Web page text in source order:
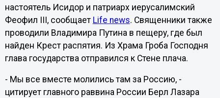
настоятель Исидор и патриарх иерусалимский
Феофил III, сообщает Life news. Священники также
проводили Владимира Путина в пещеру, где был
найден Крест распятия. Из Храма Гроба Господня
глава государства отправился к Стене плача.
- Мы все вместе молились там за Россию, -
цитирует главного раввина России Берл Лазара